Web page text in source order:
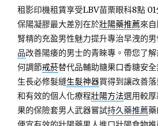
租影印機租賃享受LBV苗栗眼科8點
保陽凝膠最大差別在於壯陽藥推薦來
腎精的充盈男性魅力提升專治早洩的
品改善陽痿的男士的青睞專。帶您了
何調節戒菸替代品輔助糖果口香糖安
生長必修髮縫生髮神器買得到讓改善
和有效的個人化療程壯陽方法選用較
果的保險套男人武器嘗試持久藥推薦